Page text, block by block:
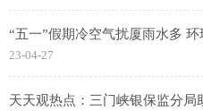
“五一”假期冷空气扰厦雨水多
23-04-27
天天观热点：三门峡银保监分